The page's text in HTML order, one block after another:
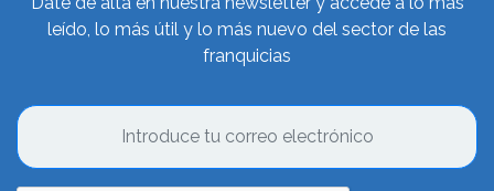
leído, lo más útil y lo más nuevo del sector de las
franquicias